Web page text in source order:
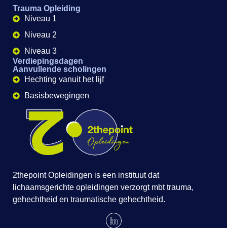
2thepoint Opleidingen is een instituut dat
lichaamsgerichte opleidingen verzorgt mbt trauma,
gehechtheid en traumatische gehechtheid.
Trauma Opleiding
Niveau 1
Niveau 2
Niveau 3
Verdiepingsdagen
Aanvullende scholingen
Hechting vanuit het lijf
Basisbewegingen